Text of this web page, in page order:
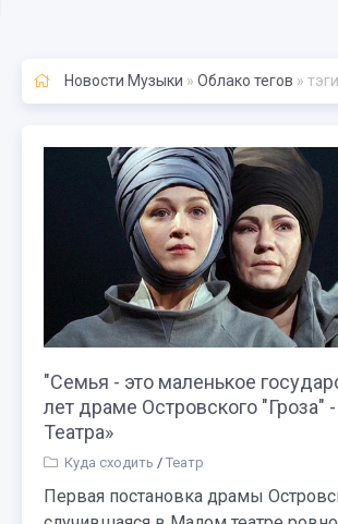
Новости Музыки » Облако тегов »
"Семья - это маленькое
лет драме Островского "Гроза"
Театра»
Куда сходить / Театр
Первая постановка драмы